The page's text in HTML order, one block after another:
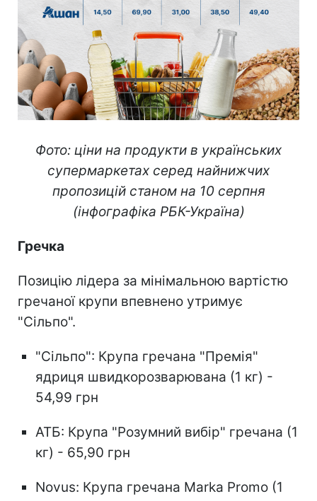
Фото: ціни на продукти в українських
супермаркетах серед найнижчих
пропозицій станом на 10 серпня
(інфографіка РБК-Україна)
Гречка
Позицію лідера за мінімальною вартістю
гречаної крупи впевнено утримує
"Сільпо".
"Сільпо": Крупа гречана "Премія"
ядриця швидкорозварювана (1 кг) -
54,99 грн
АТБ: Крупа "Розумний вибір" гречана (1
кг) - 65,90 грн
Novus: Крупа гречана Marka Promo (1